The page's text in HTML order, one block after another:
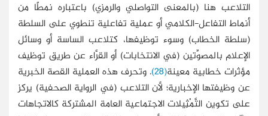
التلاعب هنا (بالمعنى التواصلي والرمزي) باعتباره نمطًا من
أنماط التفاعل-الكلامي أو عملية تفاعلية تنطوي على السلطة
(سلطة الخطاب) وسوء توظيفها، كتلاعب الساسة أو وسائل
الإعلام بالمصوِّتين (في الانتخابات) أو القرَّاء عن طريق توظيف
مؤثرات خطابية معينة(28)
. وتحرف هذه العملية القصة الخبرية
عن وظيفتها الإخبارية؛ لأن التلاعب (في الرواية الصحفية) يركز
على تكوين التَّمْثِيلات الاجتماعية العامة المشتركة كالاتجاهات